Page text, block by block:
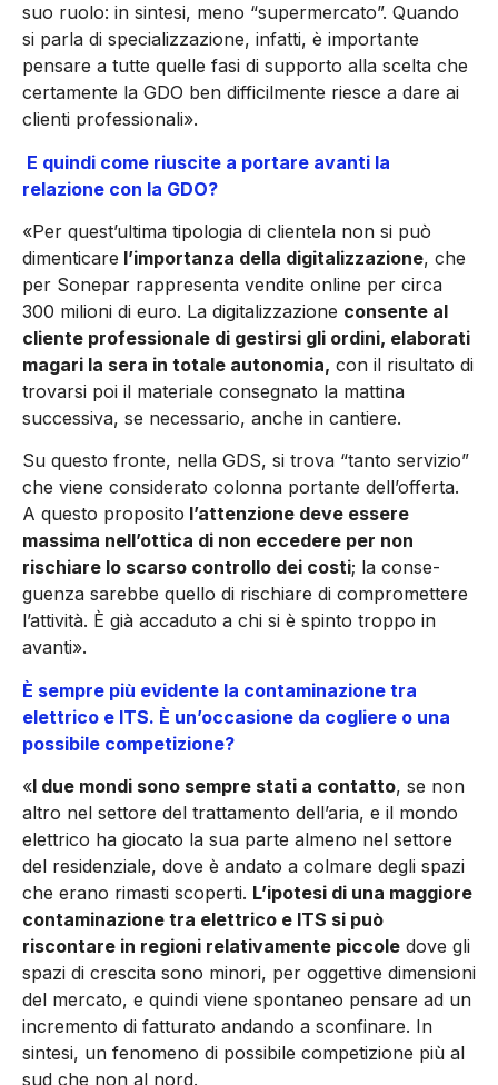
suo ruolo: in sintesi, meno “supermercato”. Quando
si parla di specializzazione, infat­ti, è importante
pensare a tutte quelle fasi di supporto alla scelta che
certamente la GDO ben dif­ficilmente riesce a dare ai
clienti professionali».
E quindi come riuscite a portare avanti la
relazione con la GDO?
«Per quest’ultima tipologia di clientela non si può
dimenticare l’importanza della digitalizzazio­ne, che
per Sonepar rappresenta vendite online per circa
300 mi­lioni di euro. La digitalizzazione consente al
cliente professiona­le di gestirsi gli ordini, elaborati
magari la sera in totale autono­mia, con il risultato di
trovarsi poi il materiale consegnato la matti­na
successiva, se necessario, an­che in cantiere.
Su questo fronte, nella GDS, si trova “tanto servi­zio”
che viene considerato colon­na portante dell’offerta.
A questo proposito l’attenzione deve esse­re
massima nell’ottica di non ec­cedere per non
rischiare lo scar­so controllo dei costi; la conse­
guenza sarebbe quello di rischia­re di compromettere
l’attività. È già accaduto a chi si è spinto troppo in
avanti».
È sempre più evidente la contaminazione tra
elettrico e ITS. È un’occasione da cogliere o una
possibile competizione?
«I due mondi sono sempre stati a contatto, se non
altro nel settore del trattamento dell’aria, e il mondo
elettrico ha giocato la sua parte almeno nel settore
del residenziale, dove è andato a colmare degli spazi
che erano rimasti scoperti. L’ipotesi di una maggiore
contaminazione tra elettrico e ITS si può
riscontare in regioni relativamente piccole dove gli
spazi di crescita sono minori, per oggettive dimensioni
del mercato, e quindi viene spontaneo pensare ad un
incremento di fatturato andando a sconfinare. In
sintesi, un fenomeno di possibile competizione più al
sud che non al nord.